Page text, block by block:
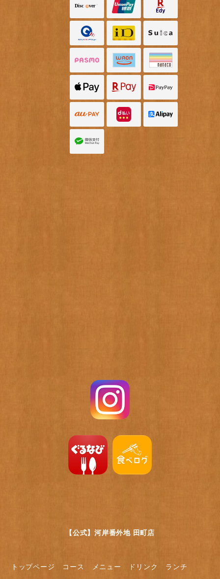
【公式】河岸番外地 田町店
トップページ コース メニュー ドリンク ランチ